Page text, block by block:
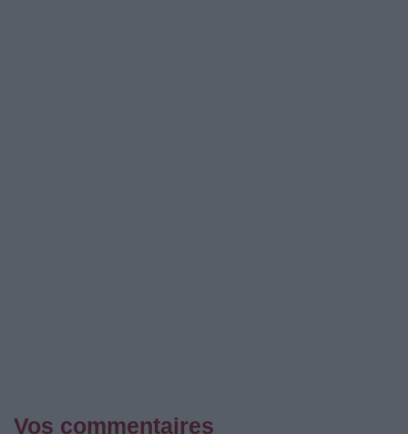
Vos commentaires